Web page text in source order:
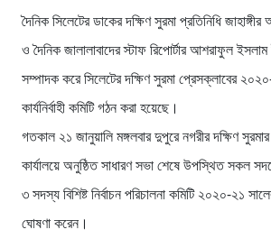
দৈনিক সিলেটের ডাকের দক্ষিণ সুরমা প্রতিনিধি
ও দৈনিক জালালাবাদের স্টাফ রিপোর্টার আশরাফুল
সম্পাদক করে সিলেটের দক্ষিণ সুরমা প্রেসক্লাবের
কার্যনির্বাহী কমিটি গঠন করা হয়েছে।
গতকাল ২১ জানুয়ালি মঙ্গলবার দুপুরে নগরীর দক্ষিণ
কার্যালয়ে অনুষ্ঠিত সাধারণ সভা শেষে উপস্থিত সকল
৩ সদস্য বিশিষ্ট নির্বাচন পরিচালনা কমিটি ২০২০-২১ সালের
ঘোষণা করেন।